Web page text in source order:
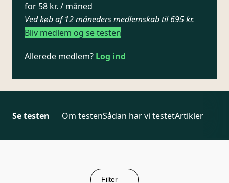
for 58 kr. / måned
Ved køb af 12 måneders medlemskab til 695 kr.
Bliv medlem og se testen
Allerede medlem? Log ind
Se testen Om testenSådan har vi testetArtikler
Filter